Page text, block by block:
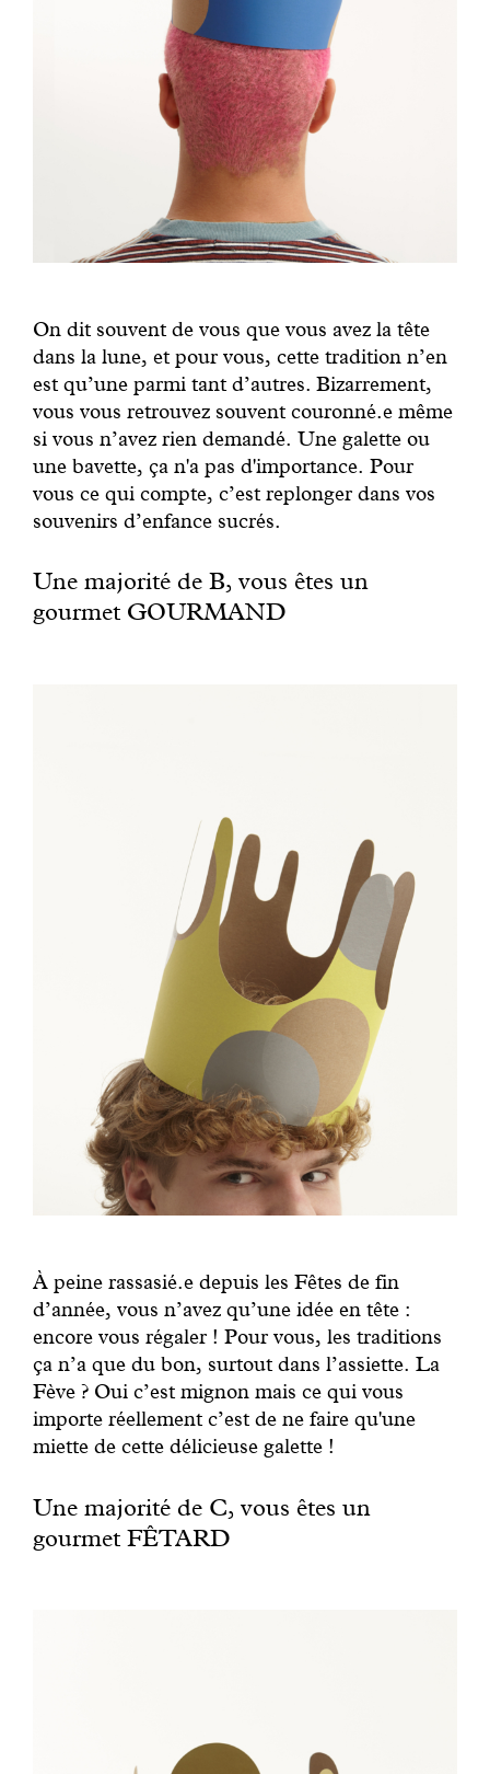
On dit souvent de vous que vous avez la tête
dans la lune, et pour vous, cette tradition n’en
est qu’une parmi tant d’autres. Bizarrement,
vous vous retrouvez souvent couronné.e même
si vous n’avez rien demandé. Une galette ou
une bavette, ça n'a pas d'importance. Pour
vous ce qui compte, c’est replonger dans vos
souvenirs d’enfance sucrés.
Une majorité de B, vous êtes un
gourmet GOURMAND
À peine rassasié.e depuis les Fêtes de fin
d’année, vous n’avez qu’une idée en tête :
encore vous régaler ! Pour vous, les traditions
ça n’a que du bon, surtout dans l’assiette. La
Fève ? Oui c’est mignon mais ce qui vous
importe réellement c’est de ne faire qu'une
miette de cette délicieuse galette !
​Une majorité de C, vous êtes un
gourmet FÊTARD